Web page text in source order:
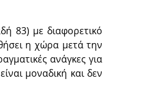
83) με διαφορετικό
η χώρα μετά την
ανάγκες για
μοναδική και δεν